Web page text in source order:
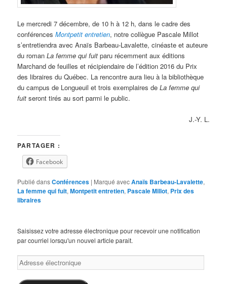
Le mercredi 7 décembre, de 10 h à 12 h, dans le cadre des
conférencesMontpetit entretien, notre collègue Pascale Millot
s’entretiendra avec Anaïs Barbeau-Lavalette, cinéaste et auteure
du romanLa femme qui fuit paru récemment aux éditions
Marchand de feuilles et récipiendaire de l’édition 2016 du Prix
des libraires du Québec. La rencontre aura lieu à la bibliothèque
du campus de Longueuil et trois exemplaires deLa femme qui
fuit seront tirés au sort parmi le public.
J.-Y. L.
PARTAGER :
Facebook
Publié dansConférences | Marqué avecAnaïs Barbeau-Lavalette,
La femme qui fuit,Montpetit entretien, Pascale Millot, Prix des
libraires
Saisissez votre adresse électronique pour recevoir une notification
par courriel lorsqu'un nouvel article parait.
Adresse
électronique